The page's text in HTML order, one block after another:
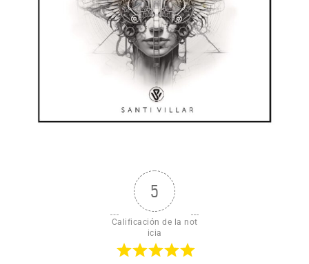
5
Calificación de la not
icia